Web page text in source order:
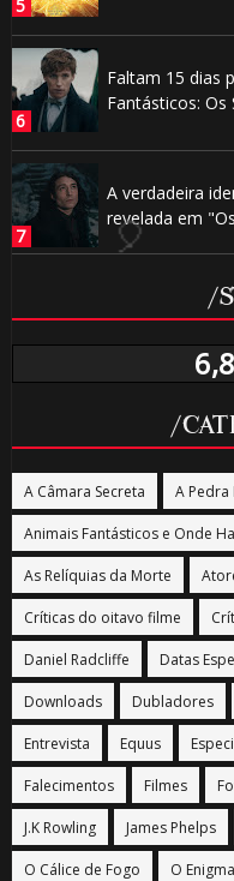
Faltam 15 dias
Fantásticos:
A verdadeira
revelada em
/
/
A Câmara Secreta A Pedra
Animais Fantásticos e Onde
As Relíquias da Morte
Críticas do oitavo filme
Daniel Radcliffe Datas
Downloads Dubladores
Entrevista Equus
Falecimentos Filmes
J.K Rowling James Phelps
O Cálice de Fogo O
🎂
⚡
🎂